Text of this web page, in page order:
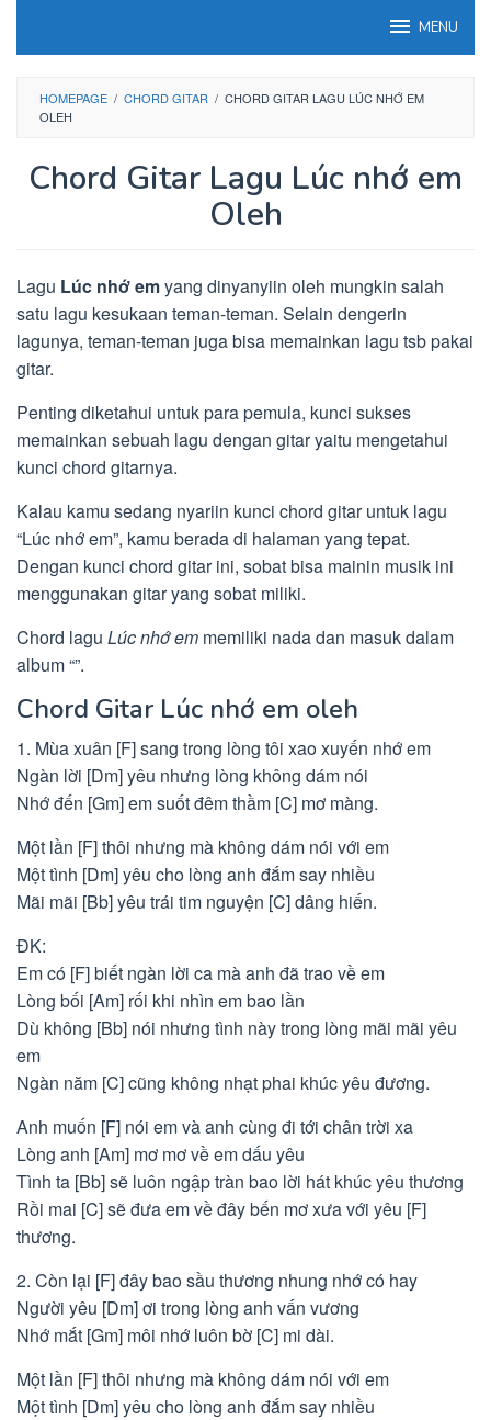
MENU
HOMEPAGE / CHORD GITAR / CHORD GITAR LAGU LÚC NHỚ EM
OLEH
Chord Gitar Lagu Lúc nhớ em
Oleh
Lagu Lúc nhớ emyang dinyanyiin oleh mungkin salah
satu lagu kesukaan teman-teman. Selain dengerin
lagunya, teman-teman juga bisa memainkan lagu tsb pakai
gitar.
Penting diketahui untuk para pemula, kunci sukses
memainkan sebuah lagu dengan gitar yaitu mengetahui
kunci chord gitarnya.
Kalau kamu sedang nyariin kunci chord gitar untuk lagu
“Lúc nhớ em”, kamu berada di halaman yang tepat.
Dengan kunci chord gitar ini, sobat bisa mainin musik ini
menggunakan gitar yang sobat miliki.
Chord lagu Lúc nhớ em memiliki nada dan masuk dalam
album “”.
Chord Gitar Lúc nhớ em oleh
1. Mùa xuân [F] sang trong lòng tôi xao xuyến nhớ em
Ngàn lời [Dm] yêu nhưng lòng không dám nói
Nhớ đến [Gm] em suốt đêm thầm [C] mơ màng.
Một lần [F] thôi nhưng mà không dám nói với em
Một tình [Dm] yêu cho lòng anh đắm say nhiều
Mãi mãi [Bb] yêu trái tim nguyện [C] dâng hiến.
ĐK:
Em có [F] biết ngàn lời ca mà anh đã trao về em
Lòng bối [Am] rối khi nhìn em bao lần
Dù không [Bb] nói nhưng tình này trong lòng mãi mãi yêu
em
Ngàn năm [C] cũng không nhạt phai khúc yêu đương.
Anh muốn [F] nói em và anh cùng đi tới chân trời xa
Lòng anh [Am] mơ mơ về em dấu yêu
Tình ta [Bb] sẽ luôn ngập tràn bao lời hát khúc yêu thương
Rồi mai [C] sẽ đưa em về đây bến mơ xưa với yêu [F]
thương.
2. Còn lại [F] đây bao sầu thương nhung nhớ có hay
Người yêu [Dm] ơi trong lòng anh vấn vương
Nhớ mắt [Gm] môi nhớ luôn bờ [C] mi dài.
Một lần [F] thôi nhưng mà không dám nói với em
Một tình [Dm] yêu cho lòng anh đắm say nhiều